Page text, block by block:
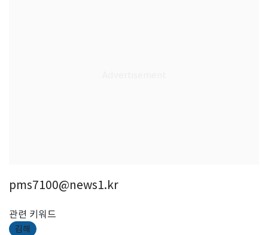
pms7100@news1.kr
관련 키워드
김해